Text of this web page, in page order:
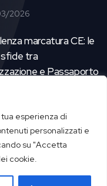
esperienza di
personalizzati e
su "Accetta
cookie.
2026
marcatura CE: le
tra
e Passaporto
dei Prodotti
riservati | Powered by